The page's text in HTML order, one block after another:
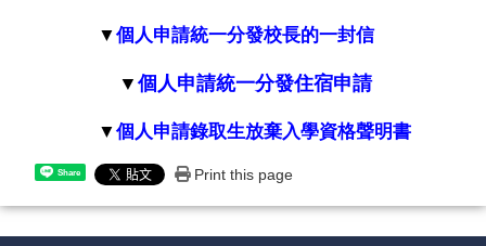
▼個人申請統一分發校長的一封信
▼ 個人申請統一分發住宿申請
▼個人申請錄取生放棄入學資格聲明書
Share Print this page